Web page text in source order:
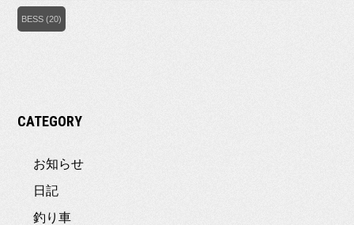
BESS (20)
CATEGORY
お知らせ
日記
釣り車